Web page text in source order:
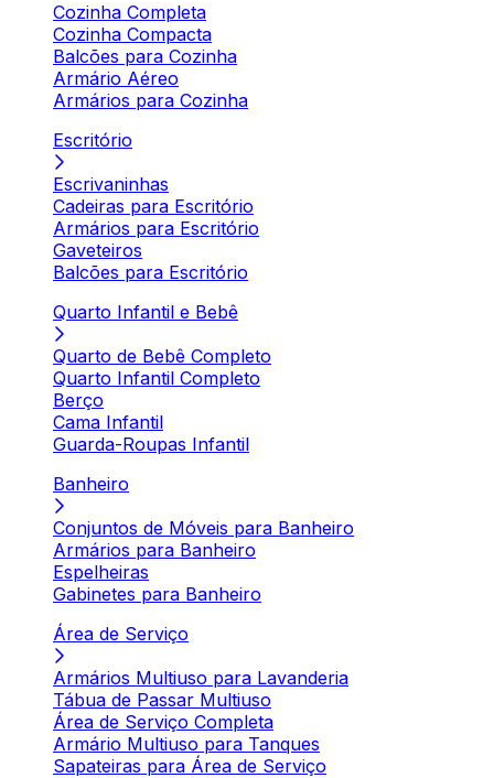
Cozinha Completa
Cozinha Compacta
Balcões para Cozinha
Armário Aéreo
Armários para Cozinha
Escritório
Escrivaninhas
Cadeiras para Escritório
Armários para Escritório
Gaveteiros
Balcões para Escritório
Quarto Infantil e Bebê
Quarto de Bebê Completo
Quarto Infantil Completo
Berço
Cama Infantil
Guarda-Roupas Infantil
Banheiro
Conjuntos de Móveis para Banheiro
Armários para Banheiro
Espelheiras
Gabinetes para Banheiro
Área de Serviço
Armários Multiuso para Lavanderia
Tábua de Passar Multiuso
Área de Serviço Completa
Armário Multiuso para Tanques
Sapateiras para Área de Serviço